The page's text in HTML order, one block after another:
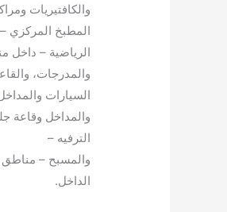
والكافتيريات
المطبخ المركزي
الرياضية – داخل
والمدرجات،
السيارات
والمداخل وقاعة
الترفيه –
والمسبح – مناطق
الداخل.